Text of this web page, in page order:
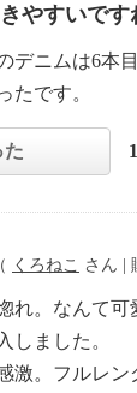
やすいです
デニムは6本
たです。
た
（ くろねこ さん |
れ。なんて
しました。
激。フルレ